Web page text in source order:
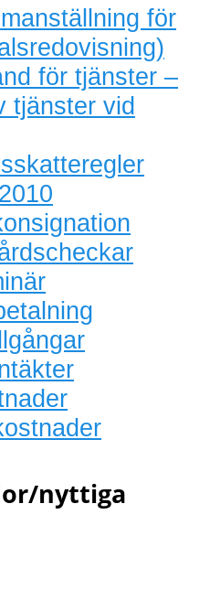
för
för tjänster –
tjänster vid
nyttiga